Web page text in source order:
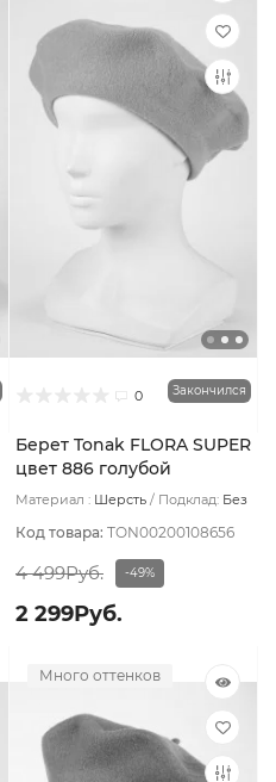
0 Закончился
Берет Tonak FLORA SUPER
цвет 886 голубой
Материал : Шерсть Подклад: Без
Код товара: TON00200108656
4 499Руб. -49%
2 299Руб.
Много оттенков